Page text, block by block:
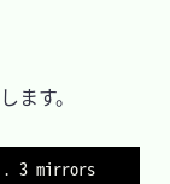
ます。
3 mirrors